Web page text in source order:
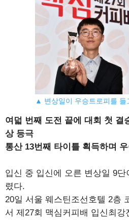
▲ 변상일이 우승트로피를 들
여덟 번째 도전 끝에 대회 첫 결
상 등극
통산 13번째 타이틀 획득하며
입신 중 입신에 오른 변상일 9
렸다.
20일 서울 웨스틴조선호텔 2층
서 제27회 맥심커피배 입신최강